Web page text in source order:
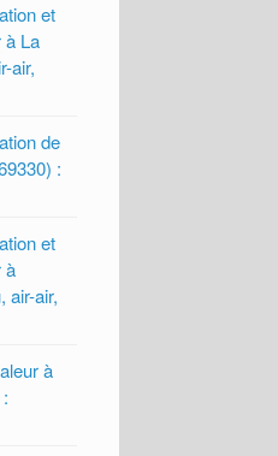
et
à La
air,
de
:
et
à
air-air,
à